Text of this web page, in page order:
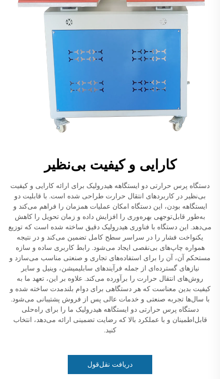
کارایی و کیفیت بی‌نظیر
دستگاه پرس حرارتی دو ایستگاهه هیدرولیک برای ارائه کارایی و کیفیت
بی‌نظیر در کاربردهای انتقال حرارت طراحی شده است. با قابلیت دو
ایستگاهه بودن، این دستگاه امکان عملیات همزمان را فراهم می‌کند و
به‌طور قابل‌توجهی بهره‌وری را افزایش داده و زمان تحویل را کاهش
می‌دهد. این دستگاه با فناوری هیدرولیک دقیق ساخته شده است که توزیع
یکنواخت فشار را در سراسر سطح کامل تضمین می‌کند و در نتیجه
همواره چاپ‌های بی‌نقصی ایجاد می‌شود. رابط کاربری ساده و سازه
مستحکم آن، آن را برای استفاده‌های تجاری و صنعتی مناسب می‌سازد و
نیازهای گسترده‌ای از جمله فرآیندهای سابلیمیشن، وینیل و سایر
روش‌های انتقال حرارت را برآورده می‌کند. علاوه بر این، تعهد ما به
کیفیت بدین معناست که هر دستگاهی برای دوام بلندمدت ساخته شده و
با سال‌ها تجربه صنعتی و خدمات عالی پس از فروش پشتیبانی می‌شود.
دستگاه پرس حرارتی دو ایستگاهه هیدرولیک ما را برای راه‌حلی
قابل‌اطمینان و با عملکرد بالا که رضایت تضمینی ارائه می‌دهد، انتخاب
کنید.
دریافت نقل‌قول